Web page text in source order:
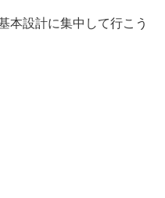
本設計に集中して行こう